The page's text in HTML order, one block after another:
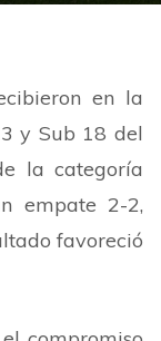
en la
y Sub 18 del
la categoría
empate 2-2,
favoreció